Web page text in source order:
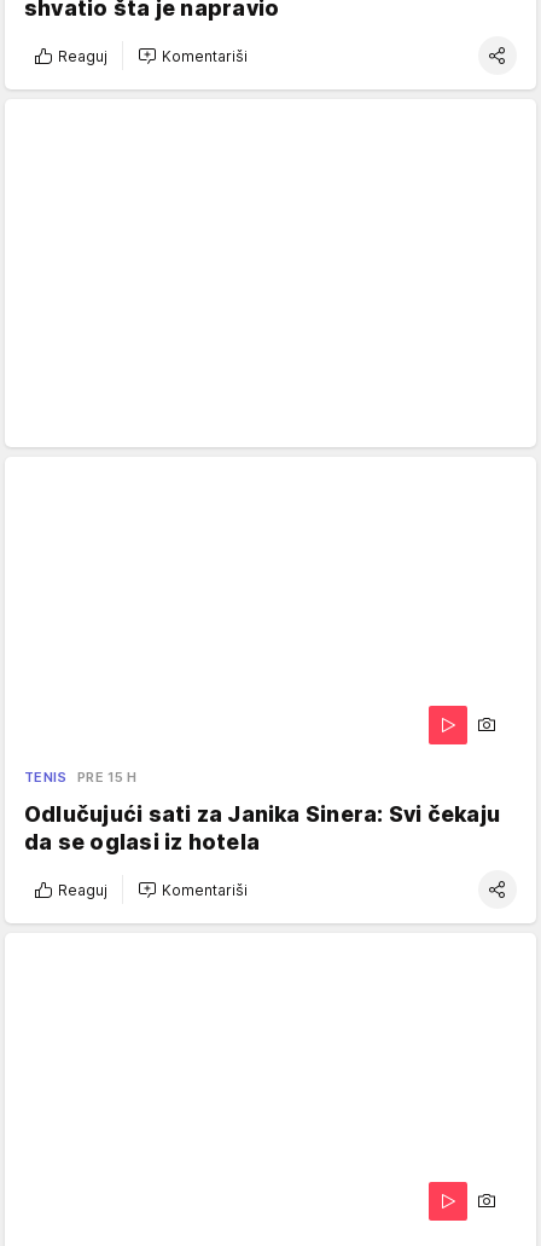
shvatio šta je napravio
Reaguj Komentariši
TENIS PRE 15 H
Odlučujući sati za Janika Sinera: Svi čekaju
da se oglasi iz hotela
Reaguj Komentariši